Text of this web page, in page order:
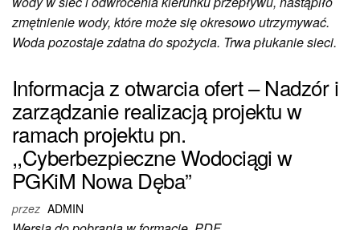
zmętnienie wody, które może się okresowo utrzymywać.
Woda pozostaje zdatna do spożycia. Trwa płukanie sieci.
Informacja z otwarcia ofert – Nadzór i
zarządzanie realizacją projektu w
ramach projektu pn.
,,Cyberbezpieczne Wodociągi w
PGKiM Nowa Dęba”
przez ADMIN